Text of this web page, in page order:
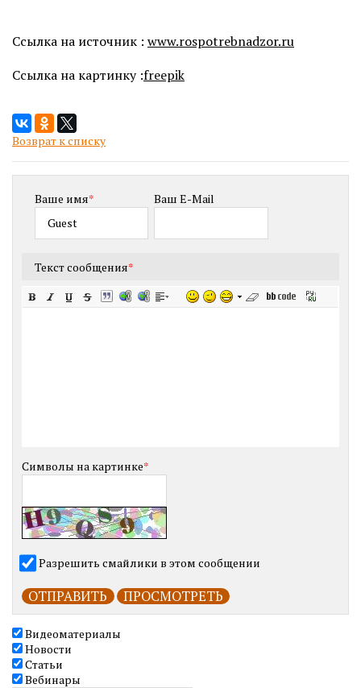
Ссылка на источник : www.rospotrebnadzor.ru
Ссылка на картинку :freepik
Возврат к списку
Ваше имя* Ваш E-Mail
Текст сообщения*
Символы на картинке*
Разрешить смайлики в этом сообщении
Видеоматериалы
Новости
Статьи
Вебинары